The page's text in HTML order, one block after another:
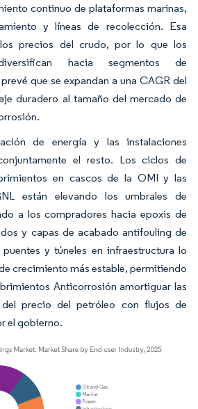
continuo de plataformas marinas,
y líneas de recolección. Esa
precios del crudo, por lo que los
hacia segmentos de
que se expandan a una CAGR del
duradero al tamaño del mercado de
de energía y las instalaciones
el resto. Los ciclos de
en cascos de la OMI y las
están elevando los umbrales de
a los compradores hacia epoxis de
y capas de acabado antifouling de
y túneles en infraestructura lo
crecimiento más estable, permitiendo
Anticorrosión amortiguar las
precio del petróleo con flujos de
el gobierno.